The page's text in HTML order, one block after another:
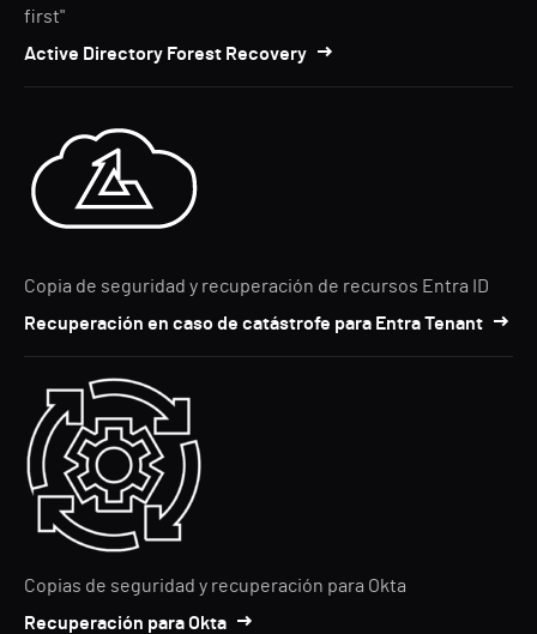
first"
Active Directory Forest Recovery
Copia de seguridad y recuperación de recursos Entra ID
Recuperación en caso de catástrofe para Entra Tenant
Copias de seguridad y recuperación para Okta
Recuperación para Okta